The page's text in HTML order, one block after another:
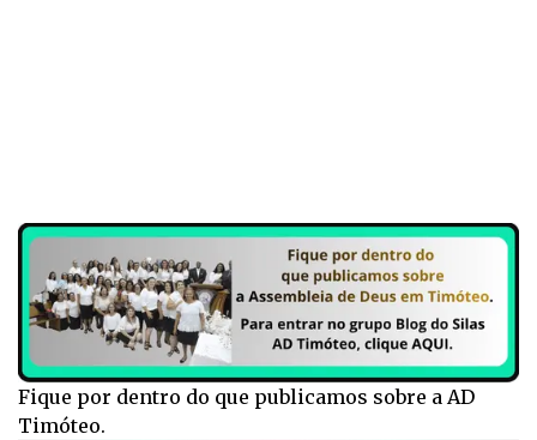
Fique por dentro do que publicamos sobre a AD
Timóteo.